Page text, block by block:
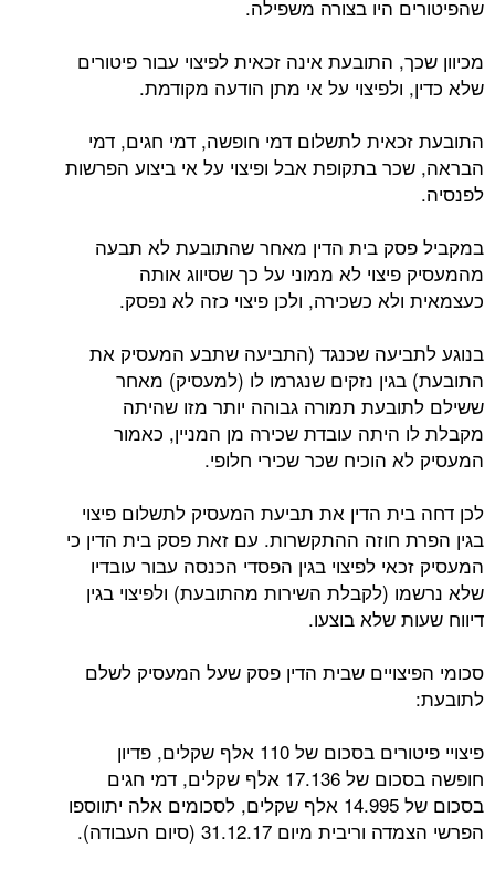
שהפיטורים היו בצורה משפילה.
מכיוון שכך, התובעת אינה זכאית לפיצוי עבור פיטורים
שלא כדין, ולפיצוי על אי מתן הודעה מקודמת.
התובעת זכאית לתשלום דמי חופשה, דמי חגים, דמי
הבראה, שכר בתקופת אבל ופיצוי על אי ביצוע הפרשות
לפנסיה.
במקביל פסק בית הדין מאחר שהתובעת לא תבעה
מהמעסיק פיצוי לא ממוני על כך שסיווג אותה
כעצמאית ולא כשכירה, ולכן פיצוי כזה לא נפסק.
בנוגע לתביעה שכנגד (התביעה שתבע המעסיק את
התובעת) בגין נזקים שנגרמו לו (למעסיק) מאחר
ששילם לתובעת תמורה גבוהה יותר מזו שהיתה
מקבלת לו היתה עובדת שכירה מן המניין, כאמור
המעסיק לא הוכיח שכר שכירי חלופי.
לכן דחה בית הדין את תביעת המעסיק לתשלום פיצוי
בגין הפרת חוזה ההתקשרות. עם זאת פסק בית הדין כי
המעסיק זכאי לפיצוי בגין הפסדי הכנסה עבור עובדיו
שלא נרשמו (לקבלת השירות מהתובעת) ולפיצוי בגין
דיווח שעות שלא בוצעו.
סכומי הפיצויים שבית הדין פסק שעל המעסיק לשלם
לתובעת:
פיצויי פיטורים בסכום של 110 אלף שקלים, פדיון
חופשה בסכום של 17.136 אלף שקלים, דמי חגים
בסכום של 14.995 אלף שקלים, לסכומים אלה יתווספו
הפרשי הצמדה וריבית מיום 31.12.17 (סיום העבודה).